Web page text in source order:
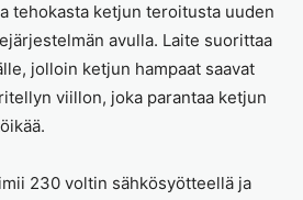
tehokasta ketjun teroitusta uuden
avulla. Laite suorittaa
jolloin ketjun hampaat saavat
viillon, joka parantaa ketjun
230 voltin sähkösyötteellä ja